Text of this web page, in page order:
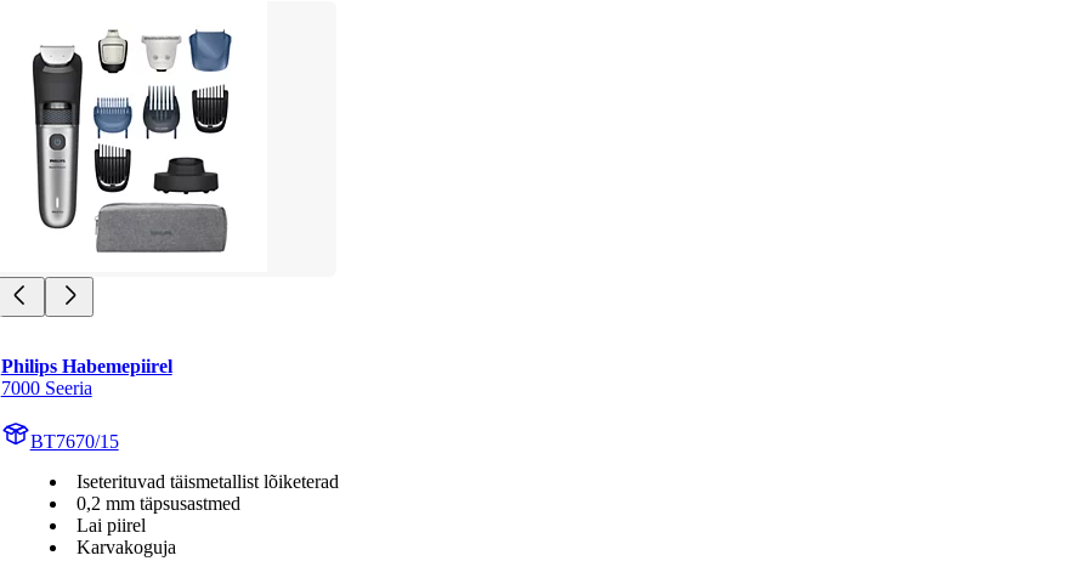
Philips Habemepiirel
7000 Seeria
BT7670/15
Iseterituvad täismetallist lõiketerad
0,2 mm täpsusastmed
Lai piirel
Karvakoguja